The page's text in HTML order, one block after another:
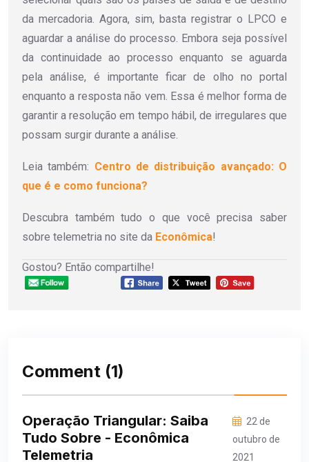
da mercadoria. Agora, sim, basta registrar o LPCO e
aguardar a análise do processo. Embora seja possível
da continuidade ao processo enquanto se aguarda
pela análise, é importante ficar de olho no portal
enquanto a resposta não vem. Essa é melhor forma de
garantir a resolução em tempo hábil, de irregulares que
possam surgir durante a análise.
Leia também: Centro de distribuição avançado: O
que é e como funciona?
Descubra também tudo o que você precisa saber
sobre telemetria no site da Econômica!
Gostou? Então compartilhe!
Comment (1)
Operação Triangular: Saiba
Tudo Sobre - Econômica
Telemetria
22 de
outubro de
2021